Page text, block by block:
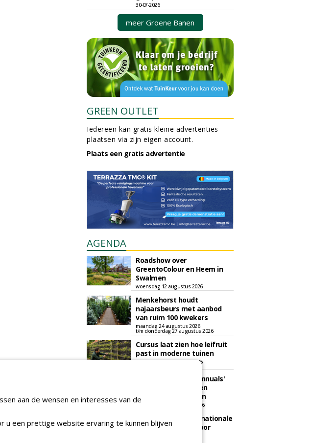
30-07-2026
meer Groene Banen
GREEN OUTLET
Iedereen kan gratis kleine advertenties
plaatsen via zijn eigen account.
Plaats een gratis advertentie
AGENDA
Roadshow over
GreentoColour en Heem in
Swalmen
woensdag 12 augustus 2026
Menkehorst houdt
najaarsbeurs met aanbod
van ruim 100 kwekers
maandag 24 augustus 2026
t/m donderdag 27 augustus 2026
Cursus laat zien hoe leifruit
past in moderne tuinen
woensdag 26 augustus 2026
Vakdag 'All About Annuals'
zet eenjarige planten
centraal in Appeltern
donderdag 27 augustus 2026
GaLaBau 2026: internationale
ontmoetingsplek voor
aan de wensen en interesses van de
u een prettige website ervaring te kunnen blijven